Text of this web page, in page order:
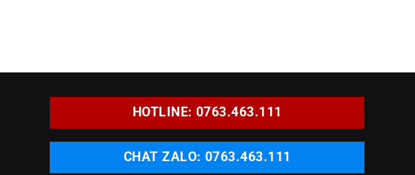
HOTLINE: 0763.463.111
CHAT ZALO: 0763.463.111